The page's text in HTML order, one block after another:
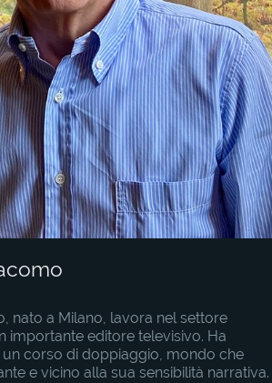
nato a Milano, lavora nel settore
importante editore televisivo. Ha
corso di doppiaggio, mondo che
e vicino alla sua sensibilità narrativa.